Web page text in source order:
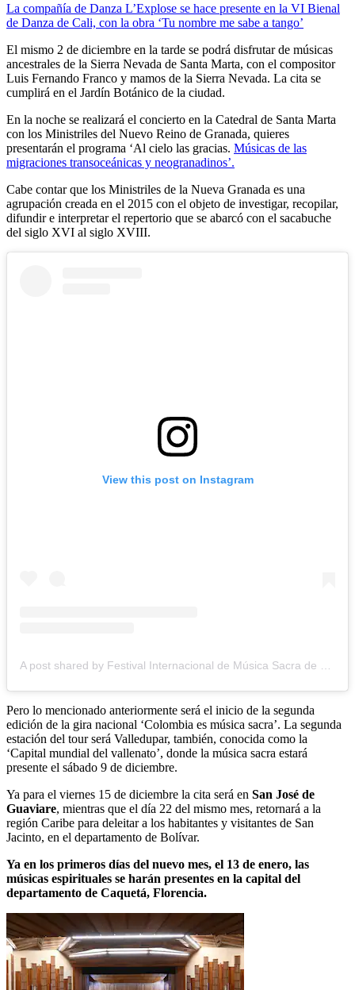
La compañía de Danza L’Explose se hace presente en la VI Bienal
de Danza de Cali, con la obra ‘Tu nombre me sabe a tango’
El mismo 2 de diciembre en la tarde se podrá disfrutar de músicas
ancestrales de la Sierra Nevada de Santa Marta, con el compositor
Luis Fernando Franco y mamos de la Sierra Nevada. La cita se
cumplirá en el Jardín Botánico de la ciudad.
En la noche se realizará el concierto en la Catedral de Santa Marta
con los Ministriles del Nuevo Reino de Granada, quieres
presentarán el programa ‘Al cielo las gracias. Músicas de las
migraciones transoceánicas y neogranadinos’.
Cabe contar que los Ministriles de la Nueva Granada es una
agrupación creada en el 2015 con el objeto de investigar, recopilar,
difundir e interpretar el repertorio que se abarcó con el sacabuche
del siglo XVI al siglo XVIII.
View this post on Instagram
Pero lo mencionado anteriormente será el inicio de la segunda
edición de la gira nacional ‘Colombia es música sacra’. La segunda
estación del tour será Valledupar, también, conocida como la
‘Capital mundial del vallenato’, donde la música sacra estará
presente el sábado 9 de diciembre.
Ya para el viernes 15 de diciembre la cita será en San José de
Guaviare, mientras que el día 22 del mismo mes, retornará a la
región Caribe para deleitar a los habitantes y visitantes de San
Jacinto, en el departamento de Bolívar.
Ya en los primeros días del nuevo mes, el 13 de enero, las
músicas espirituales se harán presentes en la capital del
departamento de Caquetá, Florencia.